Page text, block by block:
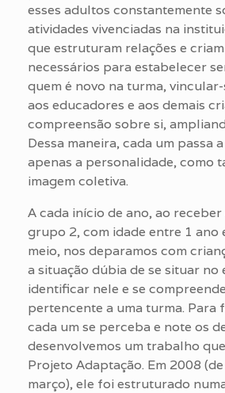
esses adultos constantemente
atividades vivenciadas na
que estruturam relações e
necessários para estabelecer
quem é novo na turma,
aos educadores e aos demais
compreensão sobre si,
Dessa maneira, cada um passa
apenas a personalidade, como
imagem coletiva.
A cada início de ano, ao
grupo 2, com idade entre 1 ano
meio, nos deparamos com
a situação dúbia de se situar no
identificar nele e se
pertencente a uma turma. Para
cada um se perceba e note os
desenvolvemos um trabalho
Projeto Adaptação. Em 2008
março), ele foi estruturado